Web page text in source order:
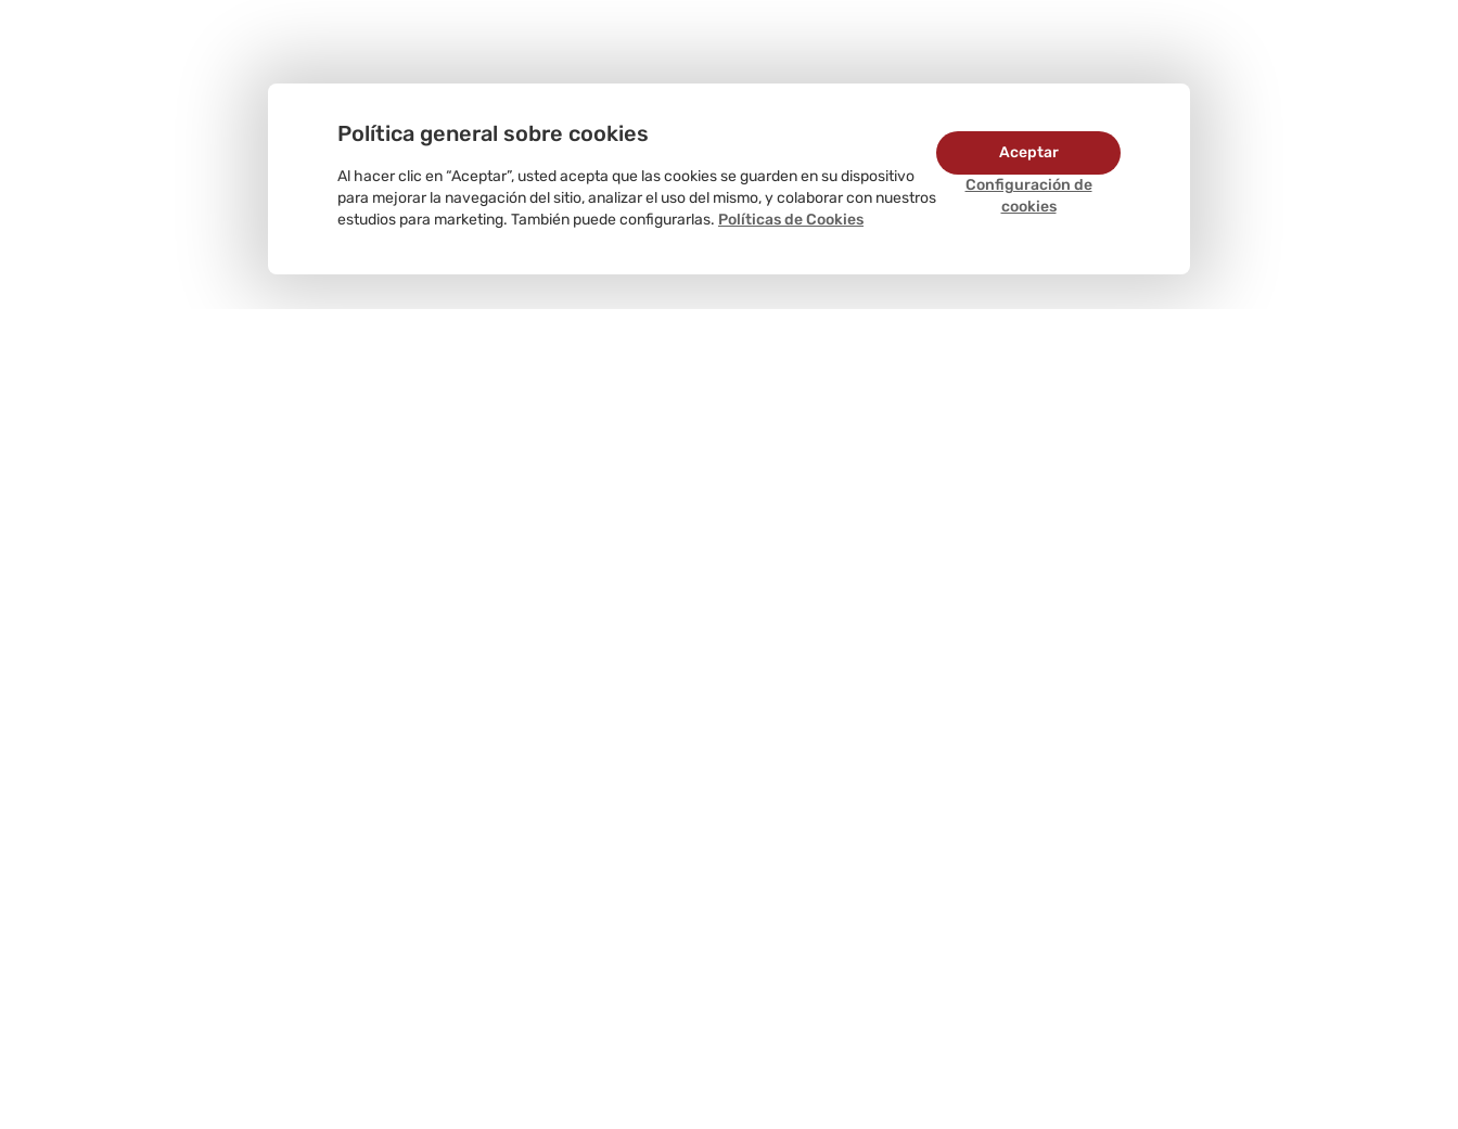
Política general sobre cookies
Al hacer clic en “Aceptar”, usted acepta que las cookies se guarden en su dispositivo
para mejorar la navegación del sitio, analizar el uso del mismo, y colaborar con nuestros
estudios para marketing. También puede configurarlas. Políticas de Cookies
Configuración de
cookies
Aceptar